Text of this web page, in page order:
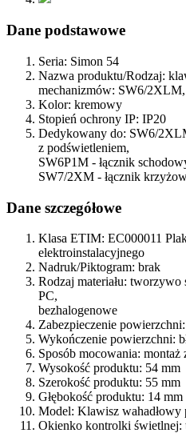
Dane podstawowe
Seria: Simon 54
Nazwa produktu/Rodzaj:
mechanizmów: SW6/
Kolor: kremowy
Stopień ochrony IP: IP20
Dedykowany do: SW6/
z podświetleniem,
SW6P1M - łącznik
SW7/2XM - łącznik
Dane szczegółowe
Klasa ETIM: EC000011
elektroinstalacyjnego
Nadruk/Piktogram: brak
Rodzaj materiału: tworzywo
PC,
bezhalogenowe
Zabezpieczenie powierzchni:
Wykończenie powierzchni:
Sposób mocowania: montaż
Wysokość produktu: 54 mm
Szerokość produktu: 55 mm
Głębokość produktu: 14 mm
Model: Klawisz wahadłowy
Okienko kontrolki świetlnej: